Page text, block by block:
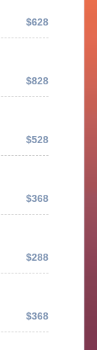
$628
$828
$528
$368
$288
$368